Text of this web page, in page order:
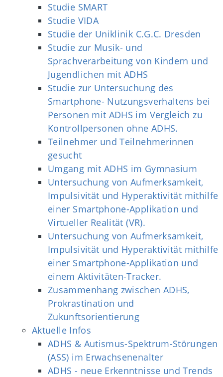
Studie SMART
Studie VIDA
Studie der Uniklinik C.G.C. Dresden
Studie zur Musik- und
Sprachverarbeitung von Kindern und
Jugendlichen mit ADHS
Studie zur Untersuchung des
Smartphone- Nutzungsverhaltens bei
Personen mit ADHS im Vergleich zu
Kontrollpersonen ohne ADHS.
Teilnehmer und Teilnehmerinnen
gesucht
Umgang mit ADHS im Gymnasium
Untersuchung von Aufmerksamkeit,
Impulsivität und Hyperaktivität mithilfe
einer Smartphone-Applikation und
Virtueller Realität (VR).
Untersuchung von Aufmerksamkeit,
Impulsivität und Hyperaktivität mithilfe
einer Smartphone-Applikation und
einem Aktivitäten-Tracker.
Zusammenhang zwischen ADHS,
Prokrastination und
Zukunftsorientierung
Aktuelle Infos
ADHS & Autismus-Spektrum-Störungen
(ASS) im Erwachsenenalter
ADHS - neue Erkenntnisse und Trends